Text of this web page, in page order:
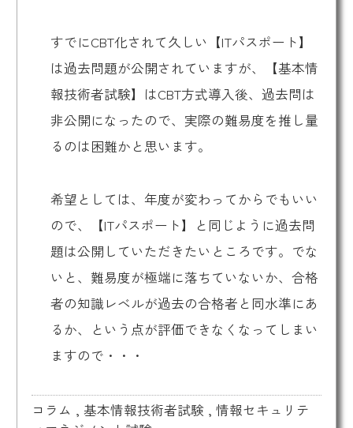
すでにCBT化されて久しい【ITパスポート】
は過去問題が公開されていますが、【基本情
報技術者試験】はCBT方式導入後、過去問は
非公開になったので、実際の難易度を推し量
るのは困難かと思います。
希望としては、年度が変わってからでもいい
ので、【ITパスポート】と同じように過去問
題は公開していただきたいところです。でな
いと、難易度が極端に落ちていないか、合格
者の知識レベルが過去の合格者と同水準にあ
るか、という点が評価できなくなってしまい
ますので・・・
コラム , 基本情報技術者試験 , 情報セキュリテ